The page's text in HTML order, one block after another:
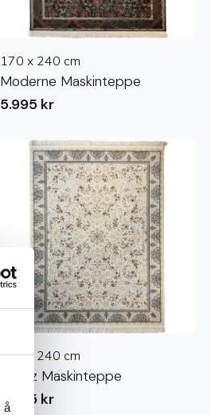
å
170 x 240 cm
Moderne Maskinteppe
5.995 kr
170 x 240 cm
Tabriz Maskinteppe
5.995 kr